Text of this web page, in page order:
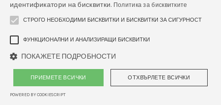
Комплексна програма по ветеринарна
(2026 – 2027)
Анестезията във ветеринарната медицина
наука за баланса, контрола и сигурността на
идентификатори на бисквитки. Политика за бисквитките
СТРОГО НЕОБХОДИМИ БИСКВИТКИ И БИСКВИТКИ ЗА СИГУРНОСТ
ФУНКЦИОНАЛНИ И АНАЛИЗИРАЩИ БИСКВИТКИ
ПОКАЖЕТЕ ПОДРОБНОСТИ
ПРИЕМЕТЕ ВСИЧКИ ОТХВЪРЛЕТЕ ВСИЧКИ
POWERED BY COOKIESCRIPT